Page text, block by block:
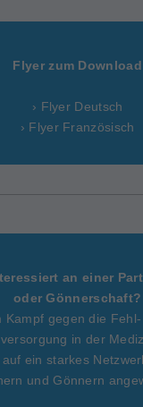
Flyer zum Download
› Flyer Deutsch
› Flyer Französisch
an einer
oder Gönnerschaft?
Kampf gegen die Fehl-
in der
ein starkes
und Gönnern